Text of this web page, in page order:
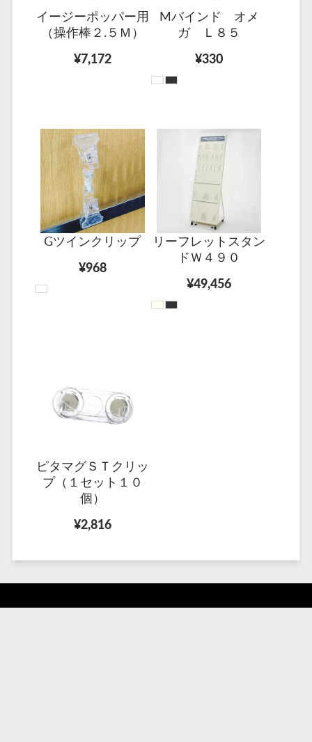
イージーポッパー用
（操作棒２.５Ｍ）
¥7,172
Mバインド オメ
ガ Ｌ８５
¥330
Gツインクリップ
¥968
リーフレットスタン
ドＷ４９０
¥49,456
ピタマグＳＴクリッ
プ（１セット１０
個）
¥2,816